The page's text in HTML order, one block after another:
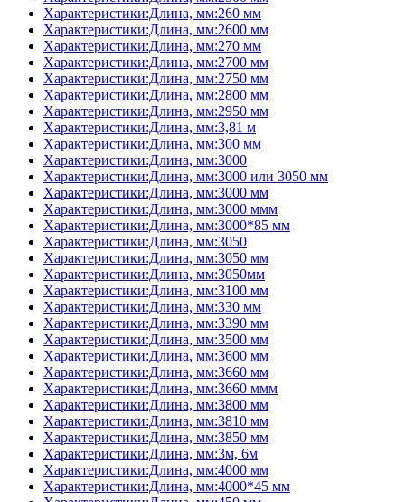
Характеристики:Длина, мм:260 мм
Характеристики:Длина, мм:2600 мм
Характеристики:Длина, мм:270 мм
Характеристики:Длина, мм:2700 мм
Характеристики:Длина, мм:2750 мм
Характеристики:Длина, мм:2800 мм
Характеристики:Длина, мм:2950 мм
Характеристики:Длина, мм:3,81 м
Характеристики:Длина, мм:300 мм
Характеристики:Длина, мм:3000
Характеристики:Длина, мм:3000 или 3050 мм
Характеристики:Длина, мм:3000 мм
Характеристики:Длина, мм:3000 ммм
Характеристики:Длина, мм:3000*85 мм
Характеристики:Длина, мм:3050
Характеристики:Длина, мм:3050 мм
Характеристики:Длина, мм:3050мм
Характеристики:Длина, мм:3100 мм
Характеристики:Длина, мм:330 мм
Характеристики:Длина, мм:3390 мм
Характеристики:Длина, мм:3500 мм
Характеристики:Длина, мм:3600 мм
Характеристики:Длина, мм:3660 мм
Характеристики:Длина, мм:3660 ммм
Характеристики:Длина, мм:3800 мм
Характеристики:Длина, мм:3810 мм
Характеристики:Длина, мм:3850 мм
Характеристики:Длина, мм:3м, 6м
Характеристики:Длина, мм:4000 мм
Характеристики:Длина, мм:4000*45 мм